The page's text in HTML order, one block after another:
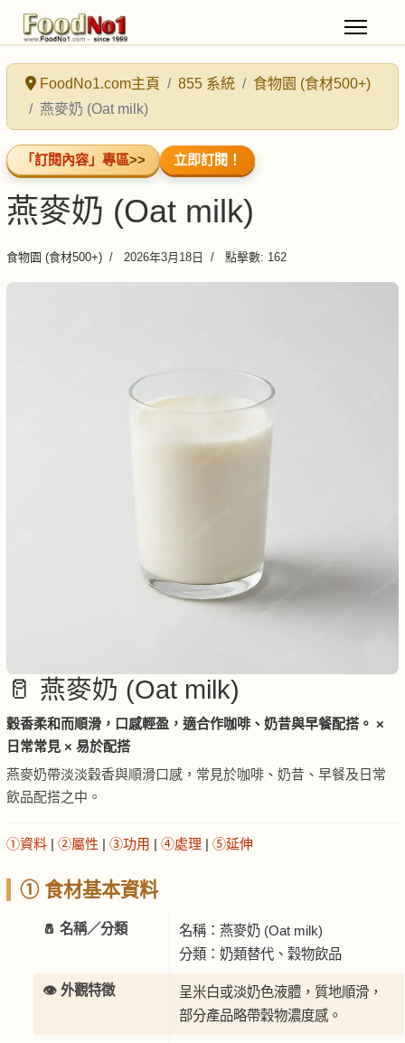
FoodNo1.com主頁 855 系統
食物園 (食材500+)
燕麥奶 (Oat milk)
「訂閱內容」專區>> 立即訂閱！
燕麥奶 (Oat milk)
食物園 (食材500+) 2026年3月18日 點擊數: 162
🥛 燕麥奶 (Oat milk)
穀香柔和而順滑，口感輕盈，適合作咖啡、奶昔與早餐配搭。 ×
日常常見 × 易於配搭
燕麥奶帶淡淡穀香與順滑口感，常見於咖啡、奶昔、早餐及日常
飲品配搭之中。
①資料 | ②屬性 | ③功用 | ④處理 | ⑤延伸
① 食材基本資料
🧂 名稱／分類
名稱：燕麥奶 (Oat milk)
分類：奶類替代、穀物飲品
👁️ 外觀特徵
呈米白或淡奶色液體，質地順滑，
部分產品略帶穀物濃度感。